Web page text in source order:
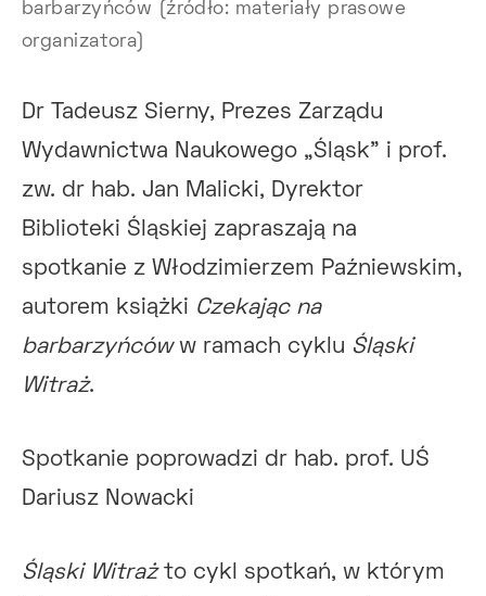
barbarzyńców (źródło: materiały prasowe
organizatora)
Dr Tadeusz Sierny, Prezes Zarządu
Wydawnictwa Naukowego „Śląsk” i prof.
zw. dr hab. Jan Malicki, Dyrektor
Biblioteki Śląskiej zapraszają na
spotkanie z Włodzimierzem Paźniewskim,
autorem książki Czekając na
barbarzyńcóww ramach cyklu Śląski
Witraż.
Spotkanie poprowadzi dr hab. prof. UŚ
Dariusz Nowacki
Śląski Witrażto cykl spotkań, w którym